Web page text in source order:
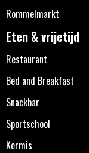
Rommelmarkt
Eten & vrijetijd
Restaurant
Bed and Breakfast
Snackbar
Sportschool
Kermis